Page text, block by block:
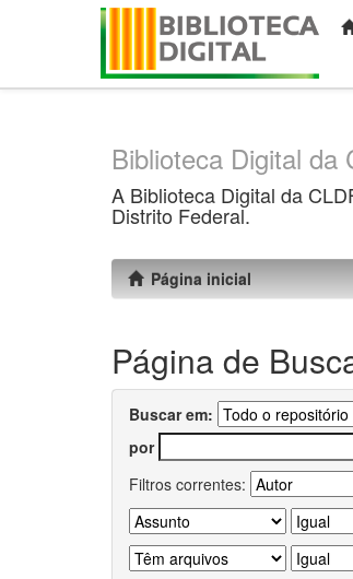
Biblioteca Digital da
A Biblioteca Digital da
Distrito Federal.
Página inicial
Página de
Buscar em:
por
Filtros correntes: